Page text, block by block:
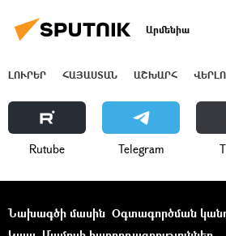
Արմենիա
ԼՈՒՐԵՐ ՀԱՅԱՍՏԱՆ ԱՇԽԱՐՀ
Rutube Telegram
Նախագծի մասին Օգտագործման